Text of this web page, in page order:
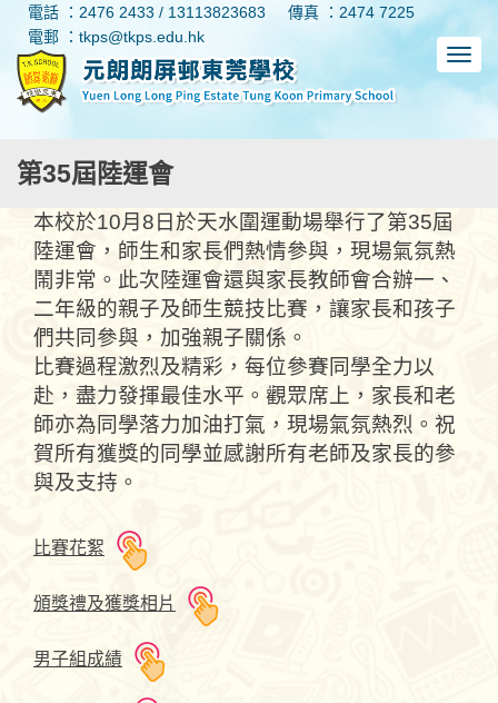
電話 ：2476 2433 / 13113823683
傳真 ：2474 7225
電郵 ：tkps@tkps.edu.hk
第35屆陸運會
本校於10月8日於天水圍運動場舉行了第35屆
陸運會，師生和家長們熱情參與，現場氣氛熱
鬧非常。此次陸運會還與家長教師會合辦一、
二年級的親子及師生競技比賽，讓家長和孩子
們共同參與，加強親子關係。
比賽過程激烈及精彩，每位參賽同學全力以
赴，盡力發揮最佳水平。觀眾席上，家長和老
師亦為同學落力加油打氣，現場氣氛熱烈。祝
賀所有獲獎的同學並感謝所有老師及家長的參
與及支持。
比賽花絮
頒獎禮及獲獎相片
男子組成績